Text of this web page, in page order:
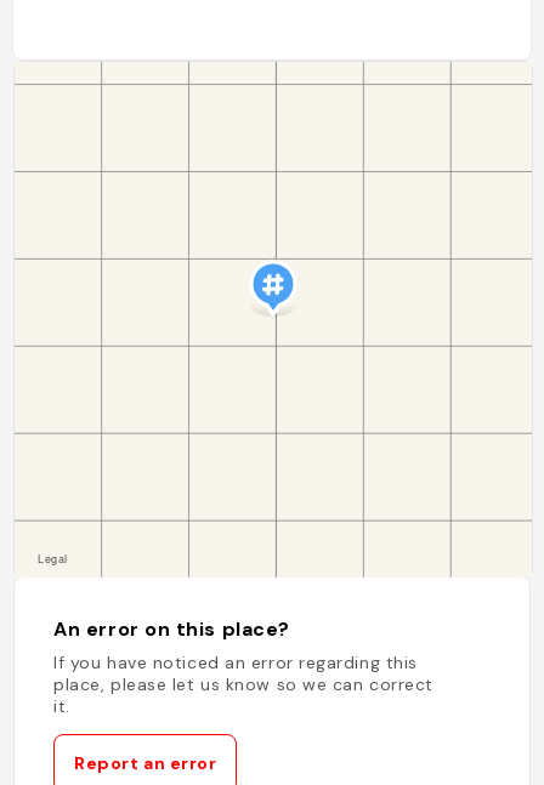
An error on this place?
If you have noticed an error regarding this
place, please let us know so we can correct
it.
Report an error